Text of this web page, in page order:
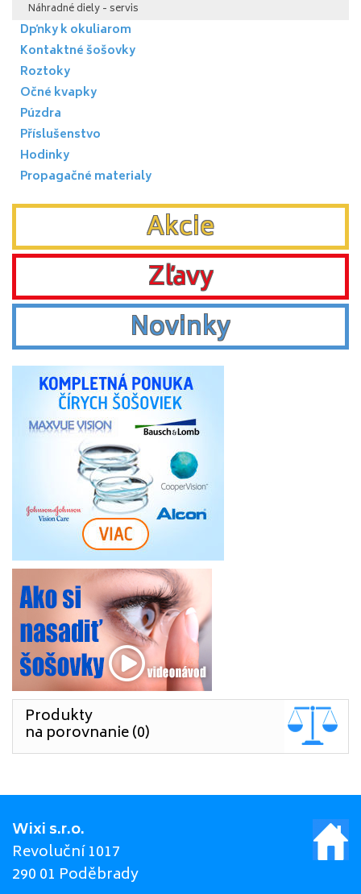
Náhradné diely - servis
Dpňky k okuliarom
Kontaktné šošovky
Roztoky
Očné kvapky
Púzdra
Příslušenstvo
Hodinky
Propagačné materialy
Akcie
Zľavy
Novinky
Produkty
na porovnanie (0)
Wixi s.r.o.
Revoluční 1017
290 01 Poděbrady